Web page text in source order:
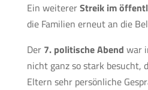
Ein weitererStreik im
die Familien erneut an die
Der 7. politische Abend war
nicht ganz so stark besucht,
Eltern sehr persönliche